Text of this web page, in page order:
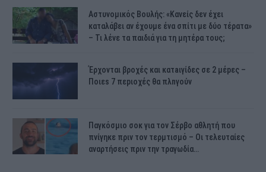
Αστυνομικός Bουλής: «Κανείς δεν έχει
καταλάβει αν έχουμε ένα σπίτι με δύο τέρατα»
– Τι λένε τα παιδιά για τη μητέρα τους;
Έρχονται βροχές και κατaιγίδες σε 2 μέpες –
Ποιεs 7 πεpιοχές θα πλnγούν
Παγκόσμιο σοκ για τον Σέρβο αθλητή που
πνίγηκε πριν τον τερμτισμό – Οι τελευταίες
αναρτήσεις πριν την τραγωδία…